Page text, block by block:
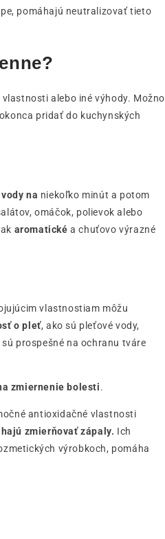
pomáhajú neutralizovať tieto
alebo iné výhody. Možno
pridať do kuchynských
na niekoľko minút a potom
omáčok, polievok alebo
aromatické a chuťovo výrazné
vlastnostiam môžu
o pleť, ako sú pleťové vody,
prospešné na ochranu tváre
zmiernenie bolesti.
antioxidačné vlastnosti
zmierňovať zápaly. Ich
výrobkoch, pomáha